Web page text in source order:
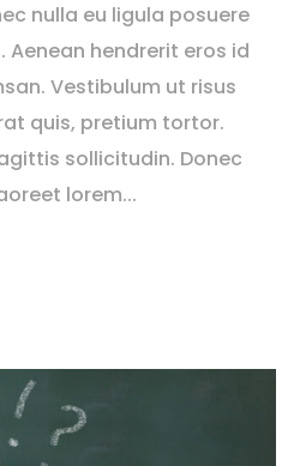
nulla eu ligula posuere
hendrerit eros id
Vestibulum ut risus
quis, pretium tortor.
sollicitudin. Donec
lorem...